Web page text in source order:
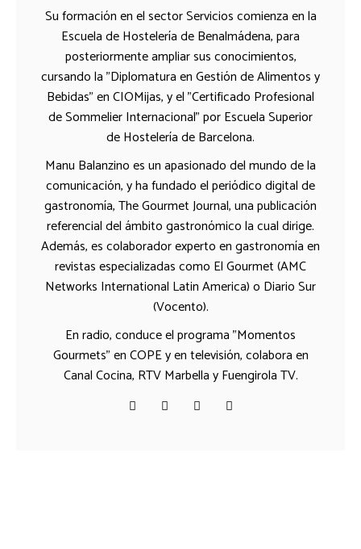
Su formación en el sector Servicios comienza en la
Escuela de Hostelería de Benalmádena, para
posteriormente ampliar sus conocimientos,
cursando la "Diplomatura en Gestión de Alimentos y
Bebidas" en CIOMijas, y el "Certificado Profesional
de Sommelier Internacional" por Escuela Superior
de Hostelería de Barcelona.
Manu Balanzino es un apasionado del mundo de la
comunicación, y ha fundado el periódico digital de
gastronomía, The Gourmet Journal, una publicación
referencial del ámbito gastronómico la cual dirige.
Además, es colaborador experto en gastronomía en
revistas especializadas como El Gourmet (AMC
Networks International Latin America) o Diario Sur
(Vocento).
En radio, conduce el programa "Momentos
Gourmets" en COPE y en televisión, colabora en
Canal Cocina, RTV Marbella y Fuengirola TV.